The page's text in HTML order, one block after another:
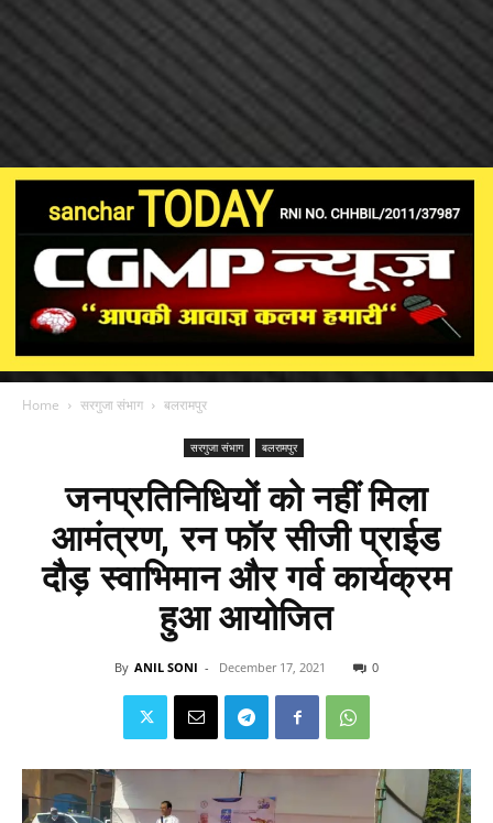
Home सरगुजा संभाग बलरामपुर
सरगुजा संभाग बलरामपुर
जनप्रतिनिधियों को नहीं मिला
आमंत्रण, रन फॉर सीजी प्राईड
दौड़ स्वाभिमान और गर्व कार्यक्रम
हुआ आयोजित
By ANIL SONI - December 17, 2021 0